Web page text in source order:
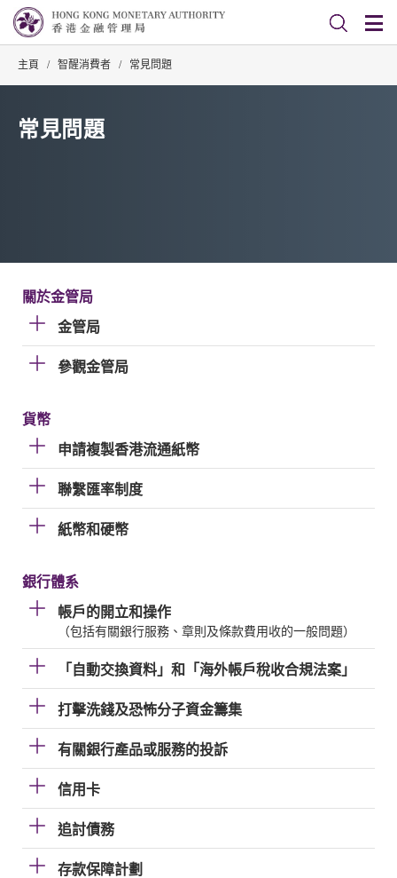
主頁 / 智醒消費者 / 常見問題
常見問題
關於金管局
金管局
參觀金管局
貨幣
申請複製香港流通紙幣
聯繫匯率制度
紙幣和硬幣
銀行體系
帳戶的開立和操作
（包括有關銀行服務、章則及條款費用收的一般問題）
「自動交換資料」和「海外帳戶稅收合規法案」
打擊洗錢及恐怖分子資金籌集
有關銀行產品或服務的投訴
信用卡
追討債務
存款保障計劃